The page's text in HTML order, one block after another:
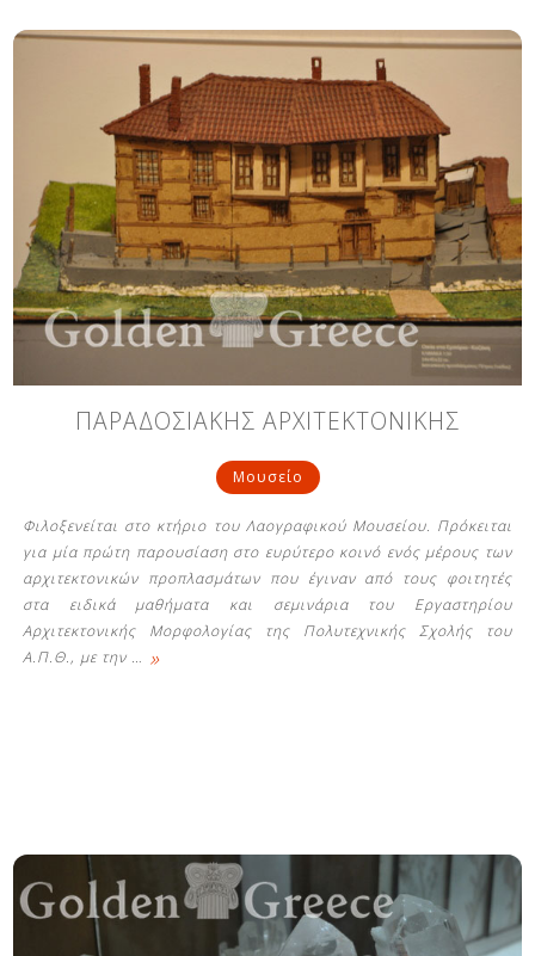
ΠΑΡΑΔΟΣΙΑΚΗΣ ΑΡΧΙΤΕΚΤΟΝΙΚΗΣ
Μουσείο
Φιλοξενείται στο κτήριο του Λαογραφικού Μουσείου. Πρόκειται
για μία πρώτη παρουσίαση στο ευρύτερο κοινό ενός μέρους των
αρχιτεκτονικών προπλασμάτων που έγιναν από τους φοιτητές
στα ειδικά μαθήματα και σεμινάρια του Εργαστηρίου
Αρχιτεκτονικής Μορφολογίας της Πολυτεχνικής Σχολής του
Α.Π.Θ., με την … »